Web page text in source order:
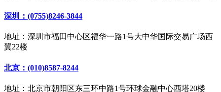
深圳：(0755)8246-3844
地址：深圳市福田中心区福华一路1号大中华国际交易广场西
翼22楼
北京：(010)8587-8244
地址：北京市朝阳区东三环中路1号环球金融中心西塔20楼